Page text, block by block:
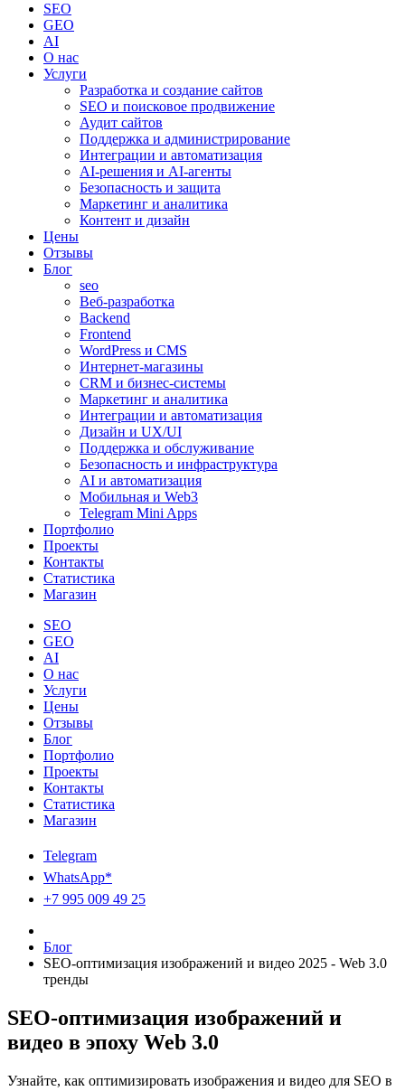
SEO
GEO
AI
О нас
Услуги
Разработка и создание сайтов
SEO и поисковое продвижение
Аудит сайтов
Поддержка и администрирование
Интеграции и автоматизация
AI-решения и AI-агенты
Безопасность и защита
Маркетинг и аналитика
Контент и дизайн
Цены
Отзывы
Блог
seo
Веб-разработка
Backend
Frontend
WordPress и CMS
Интернет-магазины
CRM и бизнес-системы
Маркетинг и аналитика
Интеграции и автоматизация
Дизайн и UX/UI
Поддержка и обслуживание
Безопасность и инфраструктура
AI и автоматизация
Мобильная и Web3
Telegram Mini Apps
Портфолио
Проекты
Контакты
Статистика
Магазин
SEO
GEO
AI
О нас
Услуги
Цены
Отзывы
Блог
Портфолио
Проекты
Контакты
Статистика
Магазин
Telegram
WhatsApp*
+7 995 009 49 25
Блог
SEO-оптимизация изображений и видео 2025 - Web 3.0
тренды
SEO-оптимизация изображений и
видео в эпоху Web 3.0
Узнайте, как оптимизировать изображения и видео для SEO в